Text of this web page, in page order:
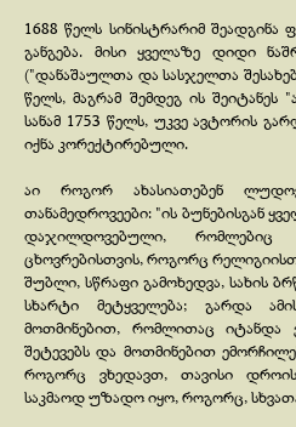
1688 წელს სინისტრარიმ შეადგინა
განგება. მისი ყველაზე დიდი
("დანაშაულთა და სასჯელთა
წელს, მაგრამ შემდეგ ის შეიტანეს
სანამ 1753 წელს, უკვე ავტორის
იქნა კორექტირებული.
აი როგორ ახასიათებენ
თანამედროვეები: "ის ბუნებისგან
დაჯილდოვებული, რომლებიც
ცხოვრებისთვის, როგორც
შუბლი, სწრაფი გამოხედვა, სახის
სხარტი მეტყველება; გარდა
მოთმინებით, რომლითაც იტანდა
შეტევებს და მოთმინებით
როგორც ვხედავთ, თავისი
საკმაოდ უზადო იყო, როგორც,